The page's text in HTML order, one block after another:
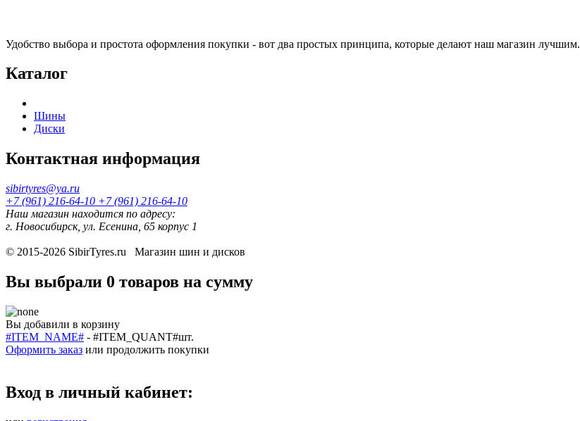
Удобство выбора и простота оформления покупки - вот два простых принципа, которые делают наш магазин лучшим.
Каталог
Шины
Диски
Контактная информация
sibirtyres@ya.ru
+7 (961) 216-64-10 +7 (961) 216-64-10
Наш магазин находится по адресу:
г. Новосибирск, ул. Есенина, 65 корпус 1
© 2015-2026 SibirTyres.ru Магазин шин и дисков
Вы выбрали 0 товаров на сумму
Вы добавили в корзину
#ITEM_NAME# - #ITEM_QUANT#шт.
Оформить заказ или продолжить покупки
Вход в личный кабинет: